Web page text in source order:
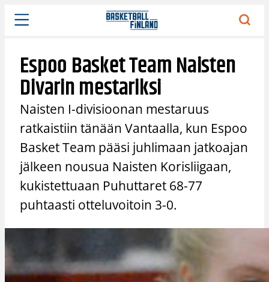
Siirry
sisältöön
Espoo Basket Team Naisten
Divarin mestariksi
Naisten I-divisioonan mestaruus
ratkaistiin tänään Vantaalla, kun Espoo
Basket Team pääsi juhlimaan jatkoajan
jälkeen nousua Naisten Korisliigaan,
kukistettuaan Puhuttaret 68-77
puhtaasti otteluvoitoin 3-0.